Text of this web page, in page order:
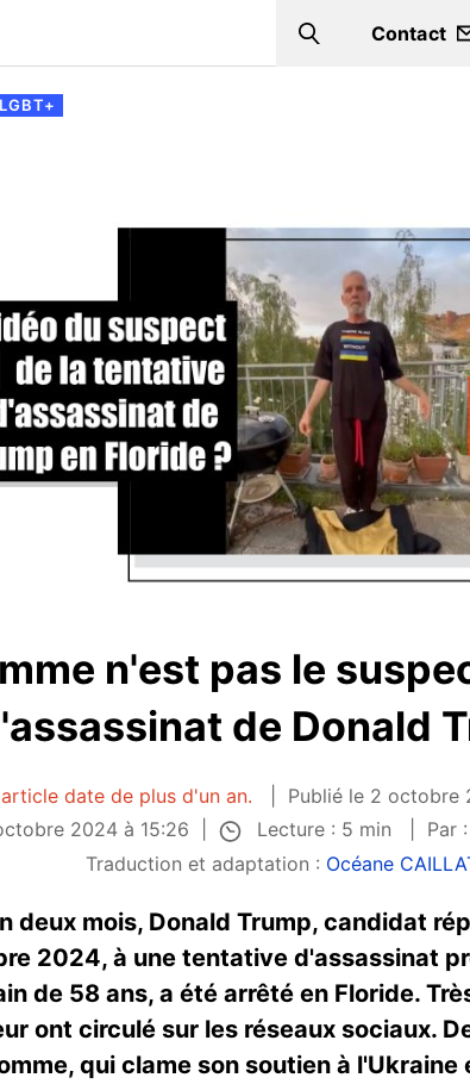
Search
Contact
LGBT+
n'est pas le
de Donald
date de plus d'un an.
Publié le 2 octobre
2024 à 15:26
Lecture : 5 min Par
Traduction et adaptation : Océane
deux mois, Donald Trump, candidat
2024, à une tentative d'assassinat
de 58 ans, a été arrêté en Floride.
ont circulé sur les réseaux sociaux.
qui clame son soutien à l'Ukraine